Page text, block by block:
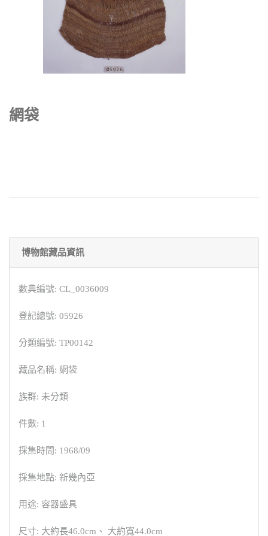
網袋
博物館藏品資訊
數典編號: CL_0036009
登記總號: 05926
分類編號: TP00142
藏品名稱: 網袋
族群: 未分類
件數: 1
採集時間: 1968/09
採集地點: 新幾內亞
用途: 容器盛具
尺寸: 大約長46.0cm、 大約寬44.0cm